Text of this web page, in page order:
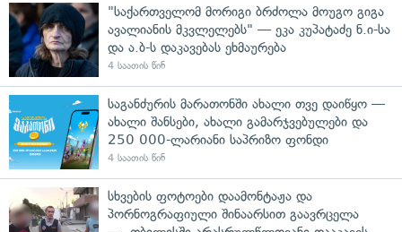
"საქართველომ მორიგი ბრძოლა მოუგო გიგა
ავალიანის მკვლელებს" — ეკა კუპატაძე ნ.ი-სა
და ა.ბ-ს დაკავებას ეხმაურება
4 საათის წინ
საგანძურის მარათონში ახალი თვე დაიწყო —
ახალი შანსები, ახალი გამარჯვებულები და
250 000-ლარიანი საპრიზო ფონდი
4 საათის წინ
სხვების ფოტოები დაამონტაჟა და
პორნოგრაფიული შინაარსით გაავრცელა